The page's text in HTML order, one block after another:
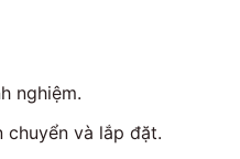
nghiệm.
và lắp đặt.